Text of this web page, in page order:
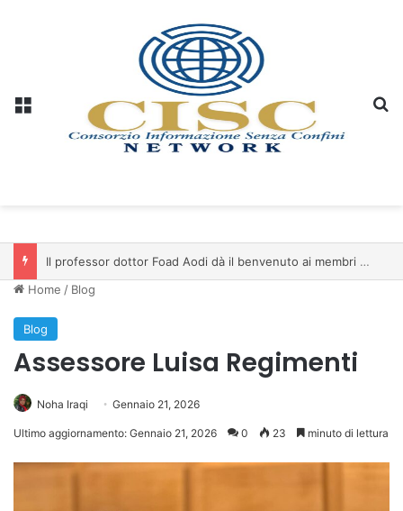
Il professor dottor Foad Aodi dà il benvenuto ai membri del Comitato per le Scienze delle Piramidi e le Scienze Archeologiche…
Home / Blog
Blog
Assessore Luisa Regimenti
Noha Iraqi Gennaio 21, 2026
Ultimo aggiornamento: Gennaio 21, 2026 0 23 minuto di lettura